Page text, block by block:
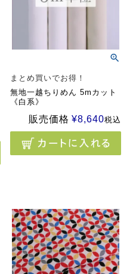
まとめ買いでお得！
無地一越ちりめん 5mカット
《白系》
販売価格 ¥8,640税込